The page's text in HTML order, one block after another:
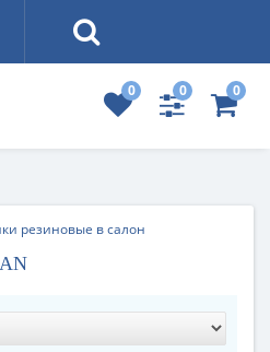
0 0 0
резиновые в салон